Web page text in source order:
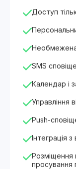
Доступ
Необмежена
SMS
Календар і
Управління
Push-
Інтеграція
Розміщення
просування